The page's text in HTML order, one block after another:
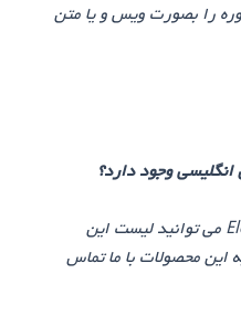
را بصورت ویس و یا متن
انگلیسی وجود دارد؟
بلی، از وبسایت Elec-Engg.com می توانید لیست این
این محصولات با ما تماس